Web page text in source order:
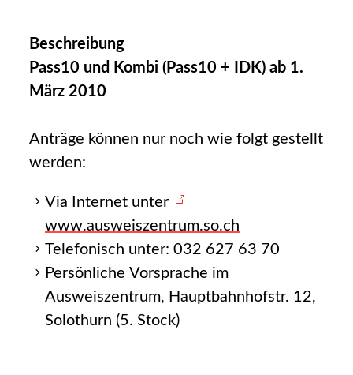
Beschreibung
Pass10 und Kombi (Pass10 + IDK) ab 1.
März 2010
Anträge können nur noch wie folgt gestellt
werden:
Via Internet unter
www.ausweiszentrum.so.ch
Telefonisch unter: 032 627 63 70
Persönliche Vorsprache im
Ausweiszentrum, Hauptbahnhofstr. 12,
Solothurn (5. Stock)